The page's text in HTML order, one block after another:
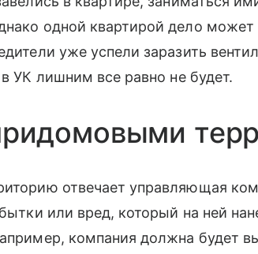
одной квартирой дело может
уже успели заразить
УК лишним все равно не будет.
отвечает управляющая
или вред, который на ней
компания должна будет